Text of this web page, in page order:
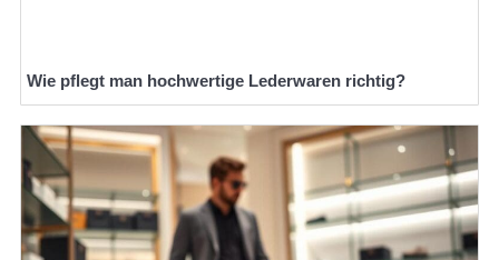
Wie pflegt man hochwertige Lederwaren richtig?